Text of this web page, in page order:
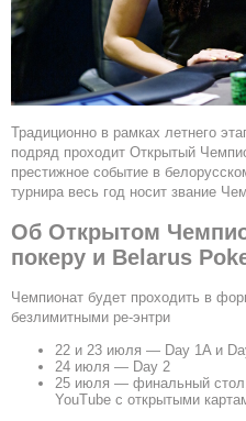
Традиционно в рамках летнего
подряд проходит Открытый
престижное событие в
турнира весь год носит звание
Об Открытом
покеру и Belarus
Чемпионат будет проходить в
безлимитными ре-энтри
22 и 23 июля — Day 1A и
24 июля — Day 2
25 июля — финальный стол,
YouTube с открытыми